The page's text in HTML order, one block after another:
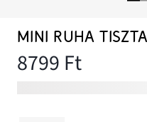
MINI RUHA
8799 Ft